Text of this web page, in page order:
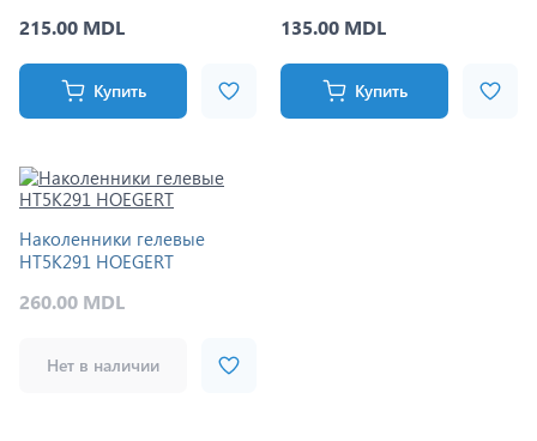
215.00 MDL
Купить
135.00 MDL
Купить
Наколенники гелевые
HT5K291 HOEGERT
260.00 MDL
Нет в наличии